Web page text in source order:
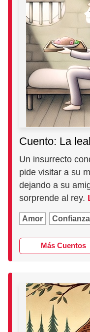
Cuento: La
Un insurrecto
pide visitar a su
dejando a su
sorprende al rey.
Amor Confianza
Más Cuentos